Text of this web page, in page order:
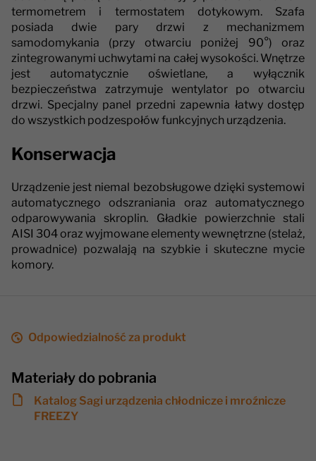
termometrem i termostatem dotykowym. Szafa
posiada dwie pary drzwi z mechanizmem
samodomykania (przy otwarciu poniżej 90°) oraz
zintegrowanymi uchwytami na całej wysokości. Wnętrze
jest automatycznie oświetlane, a wyłącznik
bezpieczeństwa zatrzymuje wentylator po otwarciu
drzwi. Specjalny panel przedni zapewnia łatwy dostęp
do wszystkich podzespołów funkcyjnych urządzenia.
Konserwacja
Urządzenie jest niemal bezobsługowe dzięki systemowi
automatycznego odszraniania oraz automatycznego
odparowywania skroplin. Gładkie powierzchnie stali
AISI 304 oraz wyjmowane elementy wewnętrzne (stelaż,
prowadnice) pozwalają na szybkie i skuteczne mycie
komory.
Odpowiedzialność za produkt
Materiały do pobrania
Katalog Sagi urządzenia chłodnicze i mroźnicze
FREEZY